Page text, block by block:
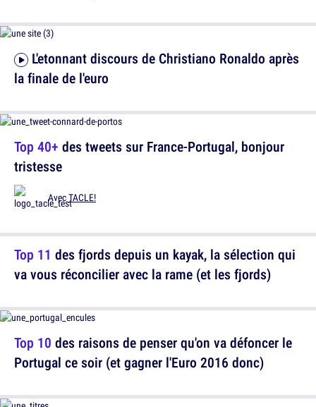
la finale de l'euro
Top 11 des fjords depuis un kayak, la sélection qui
va vous réconcilier avec la rame (et les fjords)
Top 40+ des tweets sur France-Portugal, bonjour
tristesse
AvecTACLE!
Top 10 des raisons de penser qu'on va défoncer le
Portugal ce soir (et gagner l'Euro 2016 donc)